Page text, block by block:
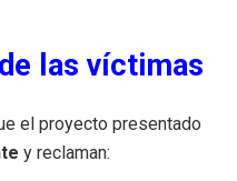
las víctimas
el proyecto presentado
y reclaman: